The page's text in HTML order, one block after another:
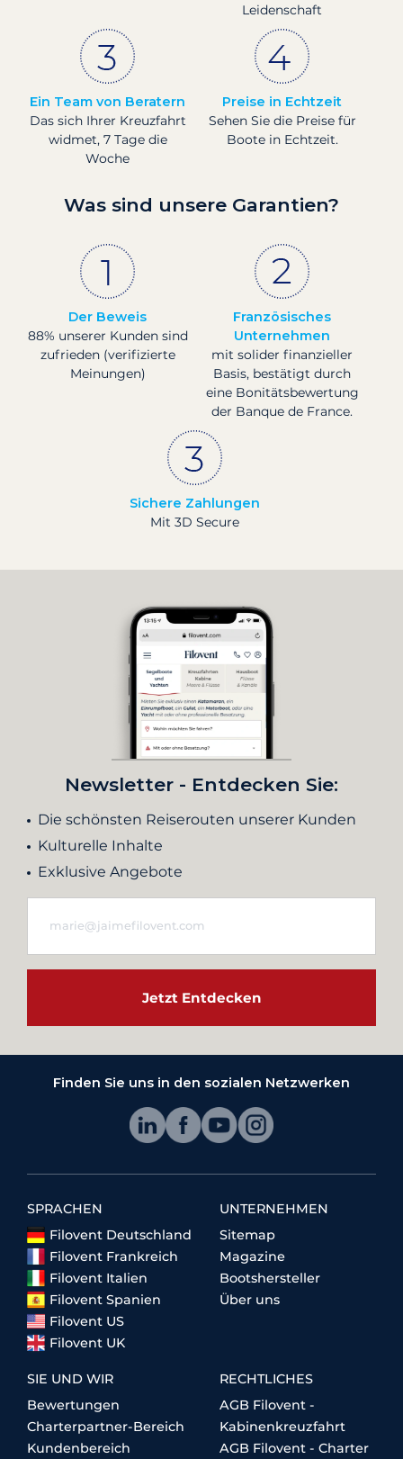
Leidenschaft
Ein Team von Beratern
Das sich Ihrer Kreuzfahrt
widmet, 7 Tage die
Woche
Preise in Echtzeit
Sehen Sie die Preise für
Boote in Echtzeit.
Was sind unsere Garantien?
Der Beweis
88% unserer Kunden sind
zufrieden (verifizierte
Meinungen)
Französisches
Unternehmen
mit solider finanzieller
Basis, bestätigt durch
eine Bonitätsbewertung
der Banque de France.
Sichere Zahlungen
Mit 3D Secure
Newsletter - Entdecken Sie:
Die schönsten Reiserouten unserer Kunden
Kulturelle Inhalte
Exklusive Angebote
Jetzt Entdecken
Finden Sie uns in den sozialen Netzwerken
SPRACHEN
Filovent Deutschland
Filovent Frankreich
Filovent Italien
Filovent Spanien
Filovent US
Filovent UK
UNTERNEHMEN
Sitemap
Magazine
Bootshersteller
Über uns
SIE UND WIR
Bewertungen
Charterpartner-Bereich
Kundenbereich
RECHTLICHES
AGB Filovent -
Kabinenkreuzfahrt
AGB Filovent - Charter